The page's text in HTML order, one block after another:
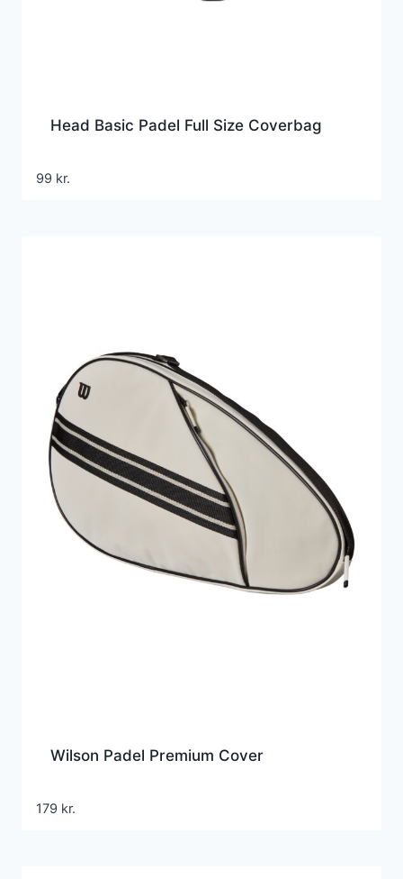
Head Basic Padel Full Size Coverbag
99 kr.
Wilson Padel Premium Cover
179 kr.